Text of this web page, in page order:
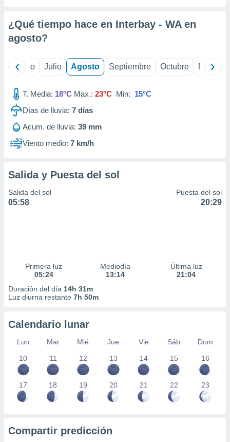
e
mediante
publicidad
publicidad
de
1199
¿Qué tiempo hace en Interbay - WA en
agosto?
Junio Julio Agosto Septiembre Octubre
T. Media: 18°C Max.: 23°C Min: 15°C
Días de lluvia: 7 días
Acum. de lluvia: 39 mm
Viento medio: 7 km/h
Salida y Puesta del sol
Salida del sol
05:58
Puesta del sol
20:29
Primera luz
05:24
Mediodía
13:14
Última luz
21:04
Duración del día 14h 31m
Luz diurna restante 7h 50m
Calendario lunar
Lun Mar Mié Jue Vie Sáb
Dom
10
11 12 13 14 15 16
17 18 19 20 21 22 23
Compartir predicción